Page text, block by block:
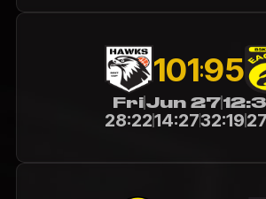
101:95
FriJun 27
28:2214:2732:19